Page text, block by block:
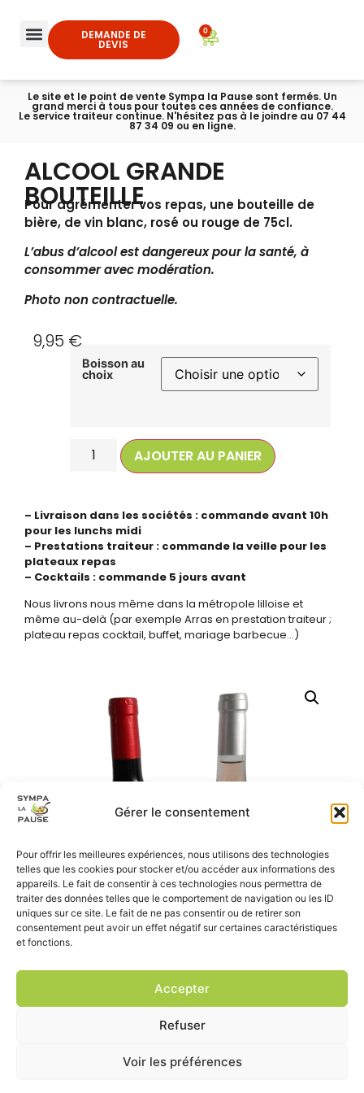
Gérer le consentement
Pour offrir les meilleures expériences, nous utilisons des technologies
telles que les cookies pour stocker et/ou accéder aux informations des
appareils. Le fait de consentir à ces technologies nous permettra de
traiter des données telles que le comportement de navigation ou les ID
uniques sur ce site. Le fait de ne pas consentir ou de retirer son
consentement peut avoir un effet négatif sur certaines caractéristiques
et fonctions.
Accepter
Refuser
Voir les préférences
DEMANDE DE
DEVIS
0
Le site et le point de vente Sympa la Pause sont fermés. Un
grand merci à tous pour toutes ces années de confiance.
Le service traiteur continue. N'hésitez pas à le joindre au 07 44
87 34 09 ou en ligne.
ALCOOL GRANDE
BOUTEILLE
Pour agrémenter vos repas, une bouteille de
bière, de vin blanc, rosé ou rouge de 75cl.
L’abus d’alcool est dangereux pour la santé, à
consommer avec modération.
Photo non contractuelle.
9,95 €
Boisson au
choix
AJOUTER AU PANIER
– Livraison dans les sociétés : commande avant 10h
pour les lunchs midi
– Prestations traiteur : commande la veille pour les
plateaux repas
– Cocktails : commande 5 jours avant
Nous livrons nous même dans la métropole lilloise et
même au-delà (par exemple Arras en prestation traiteur ;
plateau repas cocktail, buffet, mariage barbecue…)
Prochedemoi.fr